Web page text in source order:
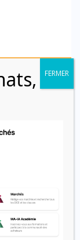
–
FERMER